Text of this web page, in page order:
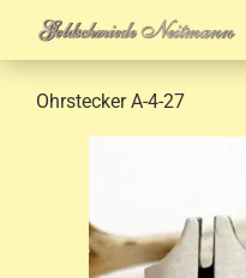
Ohrstecker A-4-27